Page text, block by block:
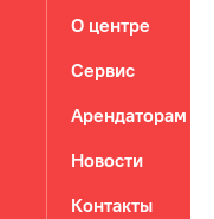
О центре
Сервис
Арендаторам
Новости
Контакты